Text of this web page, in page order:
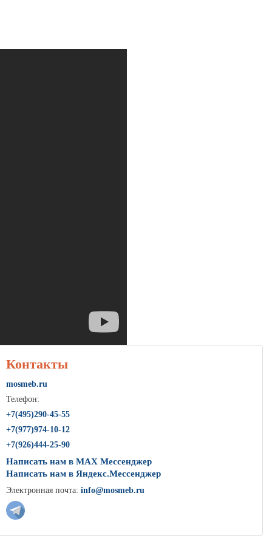
Контакты
mosmeb.ru
Телефон:
+7(495)290-45-55
+7(977)974-10-12
+7(926)444-25-90
Написать нам в MAX Мессенджер
Написать нам в Яндекс.Мессенджер
Электронная почта: info@mosmeb.ru